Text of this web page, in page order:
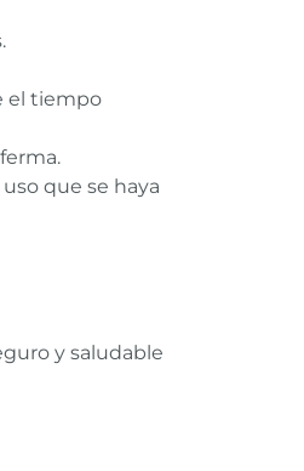
el tiempo
que se haya
y saludable